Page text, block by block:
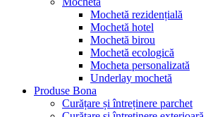
Mochetă rezidențială
Mochetă hotel
Mochetă birou
Mochetă ecologică
Mocheta personalizată
Underlay mochetă
Produse Bona
Curățare și întreținere parchet